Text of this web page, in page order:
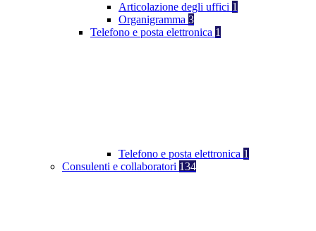
Articolazione degli uffici 1
Organigramma 3
Telefono e posta elettronica 1
Telefono e posta elettronica 1
Consulenti e collaboratori 134